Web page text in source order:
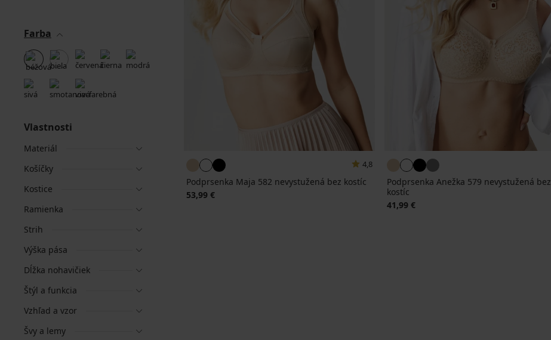
Farba
Vlastnosti
Materiál
Košíčky
Kostice
Ramienka
Strih
Výška pása
Dĺžka nohavičiek
Štýl a funkcia
Vzhľad a vzor
Švy a lemy
4,8
Podprsenka Maja 582 nevystužená bez kostíc
53,99 €
Podprsenka Anežka 579 nevystužená bez
kostíc
41,99 €